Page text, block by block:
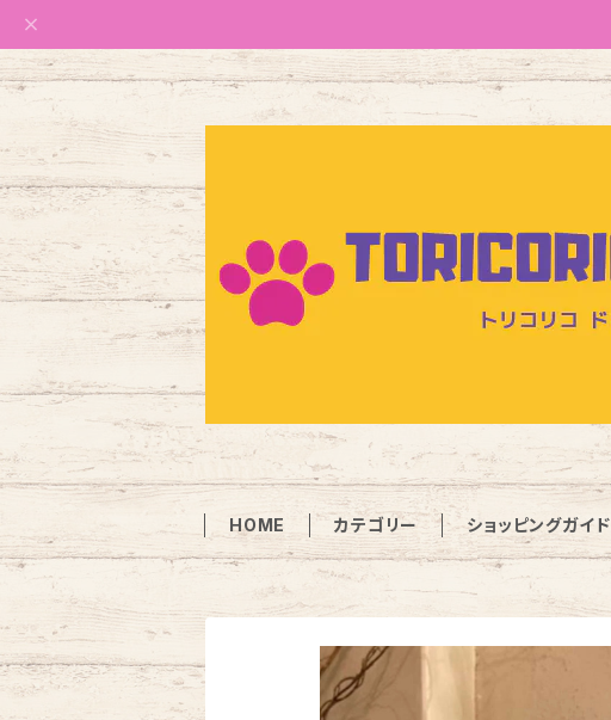
HOME カテゴリー ショッピングガイド